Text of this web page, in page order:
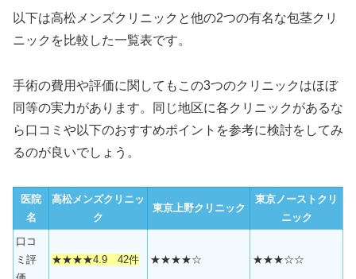
以下は高松メンズクリニックと他の2つの有名な包茎クリ
ニックを比較した一覧表です。
手術の費用や評価に関してもこの3つのクリニックはほぼ
同等の実力があります。同じ地区に各クリニックがあるな
ら口コミや以下のおすすめポイントを参考に検討をしてみ
るのが良いでしょう。
医院
名
高松メンズクリニッ
ク
東京上野クリニック
東京ノーストクリ
ニック
口コ
ミ評
★★★★4.9 42件 ★★★★☆ ★★★☆☆